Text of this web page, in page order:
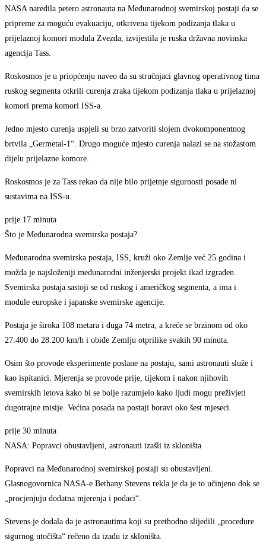
NASA naredila petero astronauta na Međunarodnoj svemirskoj postaji da se
pripreme za moguću evakuaciju, otkrivena tijekom podizanja tlaka u
prijelaznoj komori modula Zvezda, izvijestila je ruska državna novinska
agencija Tass.
Roskosmos je u priopćenju naveo da su stručnjaci glavnog operativnog tima
ruskog segmenta otkrili curenja zraka tijekom podizanja tlaka u prijelaznoj
komori prema komori ISS-a.
Jedno mjesto curenja uspjeli su brzo zatvoriti slojem dvokomponentnog
brtvila „Germetal-1“. Drugo moguće mjesto curenja nalazi se na stožastom
dijelu prijelazne komore.
Roskosmos je za Tass rekao da nije bilo prijetnje sigurnosti posade ni
sustavima na ISS-u.
prije 17 minuta
Što je Međunarodna svemirska postaja?
Međunarodna svemirska postaja, ISS, kruži oko Zemlje već 25 godina i
možda je najsloženiji međunarodni inženjerski projekt ikad izgrađen.
Svemirska postaja sastoji se od ruskog i američkog segmenta, a ima i
module europske i japanske svemirske agencije.
Postaja je široka 108 metara i duga 74 metra, a kreće se brzinom od oko
27.400 do 28.200 km/h i obiđe Zemlju otprilike svakih 90 minuta.
Osim što provode eksperimente poslane na postaju, sami astronauti služe i
kao ispitanici. Mjerenja se provode prije, tijekom i nakon njihovih
svemirskih letova kako bi se bolje razumjelo kako ljudi mogu preživjeti
dugotrajne misije. Većina posada na postaji boravi oko šest mjeseci.
prije 30 minuta
NASA: Popravci obustavljeni, astronauti izašli iz skloništa
Popravci na Međunarodnoj svemirskoj postaji su obustavljeni.
Glasnogovornica NASA-e Bethany Stevens rekla je da je to učinjeno dok se
„procjenjuju dodatna mjerenja i podaci“.
Stevens je dodala da je astronautima koji su prethodno slijedili „procedure
sigurnog utočišta“ rečeno da izađu iz skloništa.